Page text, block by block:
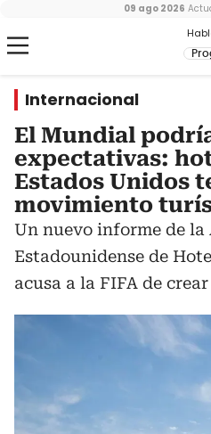
09 ago 2026
Internacional
El Mundial
expectativas:
Estados Unidos
movimiento
Un nuevo informe de la
Estadounidense de
acusa a la FIFA de